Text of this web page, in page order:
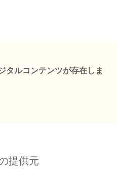
タルコンテンツが存在しま
提供元